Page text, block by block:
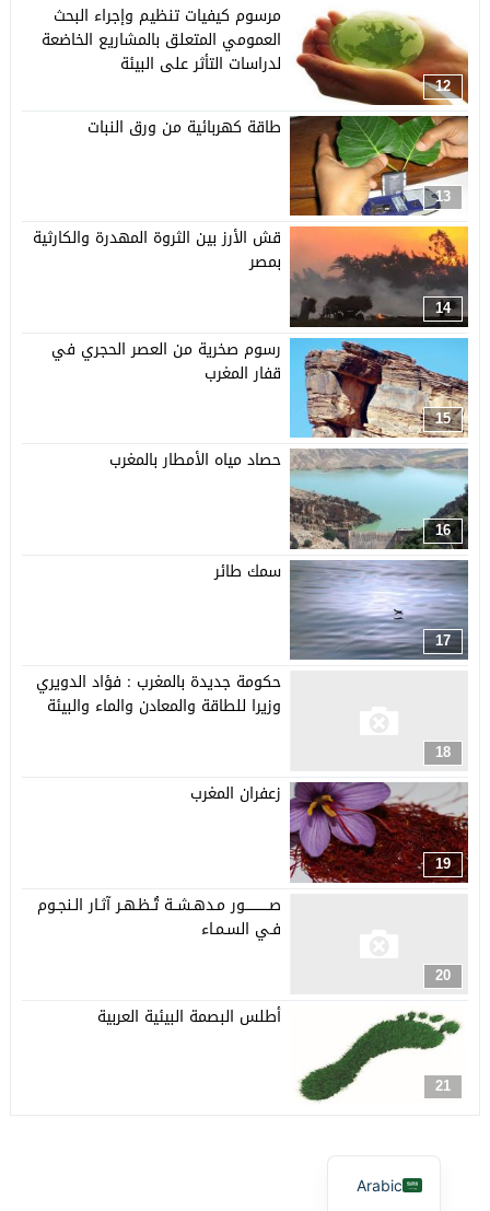
12
مرسوم كيفيات تنظيم وإجراء البحث
العمومي المتعلق بالمشاريع الخاضعة
لدراسات التأثر على البيئة
13
طاقة كهربائية من ورق النبات
14
قش الأرز بين الثروة المهدرة والكارثية
بمصر
15
رسوم صخرية من العصر الحجري في
قفار المغرب
16
حصاد مياه الأمطار بالمغرب
17
سمك طائر
18
حكومة جديدة بالمغرب : فؤاد الدويري
وزيرا للطاقة والمعادن والماء والبيئة
19
زعفران المغرب
20
صـــــــــــور مـدهـشــة تُـظـهـر آثـار الـنجـوم
فـي السـمـاء
21
أطلس البصمة البيئية العربية
Arabic